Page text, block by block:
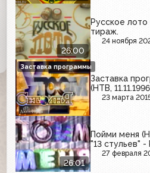
26:00
Русское лото
тираж.
24 ноября
Заставка
(НТВ,
23 марта
Заставка программы
26:01
Пойми меня
"13 стульев" -
27 февраля